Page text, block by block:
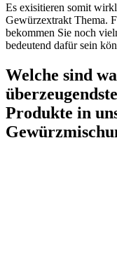
Es exisitieren somit
Gewürzextrakt Thema.
bekommen Sie noch
bedeutend dafür sein
Welche sind
Produkte in